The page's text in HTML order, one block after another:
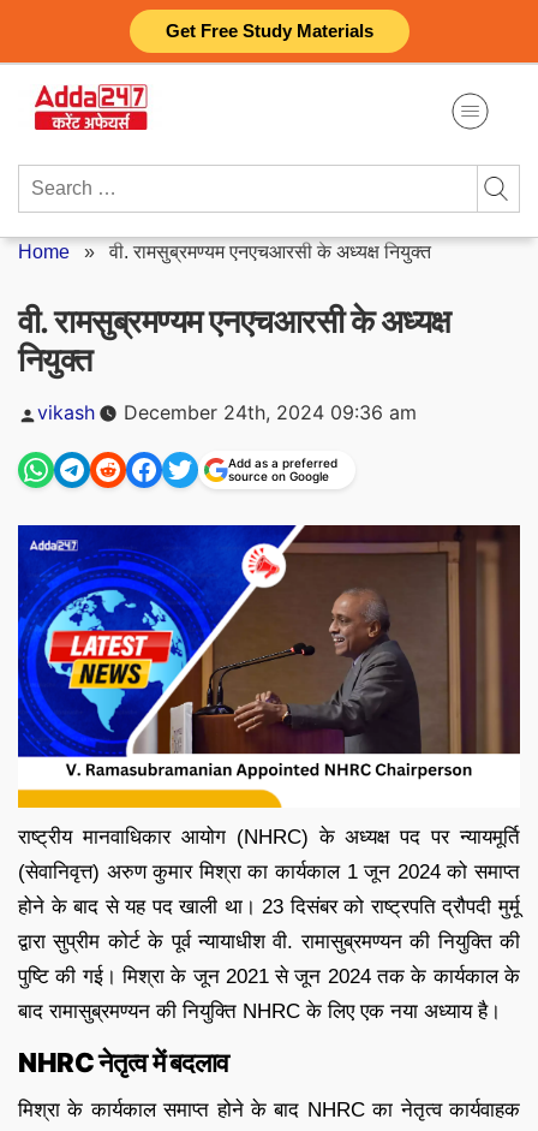
Get Free Study Materials
content
Search
Home »वी. रामसुब्रमण्यम एनएचआरसी के अध्यक्ष नियुक्त
वी. रामसुब्रमण्यम एनएचआरसी के अध्यक्ष
नियुक्त
Posted
vikash December 24th, 2024 09:36 am
Add as a preferred
source on Google
राष्ट्रीय मानवाधिकार आयोग (NHRC) के अध्यक्ष पद पर न्यायमूर्ति
(सेवानिवृत्त) अरुण कुमार मिश्रा का कार्यकाल 1 जून 2024 को समाप्त
होने के बाद से यह पद खाली था। 23 दिसंबर को राष्ट्रपति द्रौपदी मुर्मू
द्वारा सुप्रीम कोर्ट के पूर्व न्यायाधीश वी. रामासुब्रमण्यन की नियुक्ति की
पुष्टि की गई। मिश्रा के जून 2021 से जून 2024 तक के कार्यकाल के
बाद रामासुब्रमण्यन की नियुक्ति NHRC के लिए एक नया अध्याय है।
NHRC नेतृत्व में बदलाव
मिश्रा के कार्यकाल समाप्त होने के बाद NHRC का नेतृत्व कार्यवाहक